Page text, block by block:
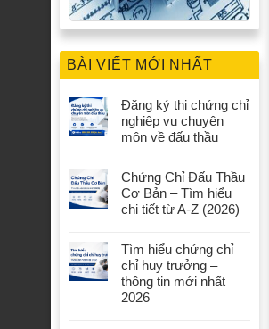
BÀI VIẾT MỚI NHẤT
Đăng ký thi chứng chỉ
nghiệp vụ chuyên
môn về đấu thầu
Chứng Chỉ Đấu Thầu
Cơ Bản – Tìm hiểu
chi tiết từ A-Z (2026)
Tìm hiểu chứng chỉ
chỉ huy trưởng –
thông tin mới nhất
2026